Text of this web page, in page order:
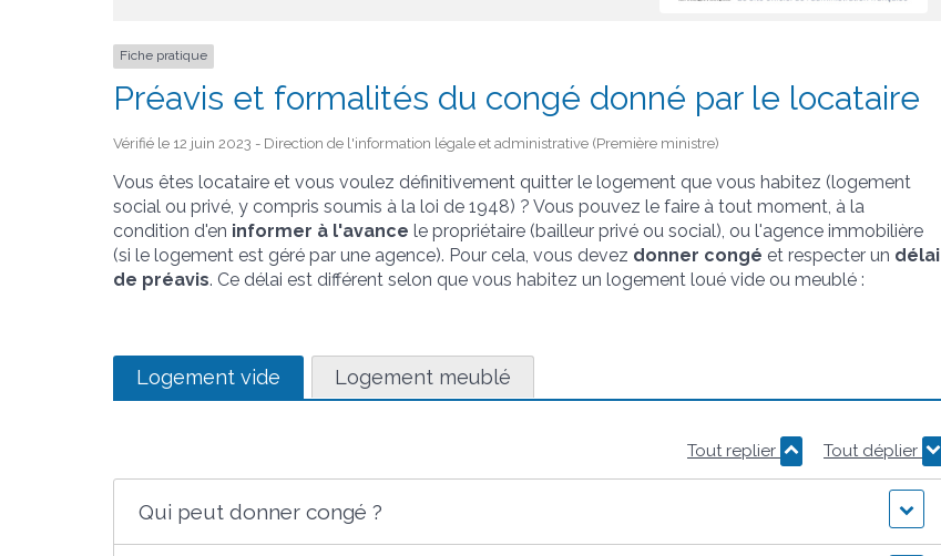
Fiche pratique
Préavis et formalités du congé donné par le locataire
Vérifié le 12 juin 2023 - Direction de l'information légale et administrative (Première ministre)
Vous êtes locataire et vous voulez définitivement quitter le logement que vous habitez (logement
social ou privé, y compris soumis à la loi de 1948) ? Vous pouvez le faire à tout moment, à la
condition d'en informer à l'avance le propriétaire (bailleur privé ou social), ou l'agence immobilière
(si le logement est géré par une agence). Pour cela, vous devez donner congé et respecter un délai
de préavis. Ce délai est différent selon que vous habitez un logement loué vide ou meublé :
Logement vide Logement meublé
Tout replier Tout déplier
Qui peut donner congé ?